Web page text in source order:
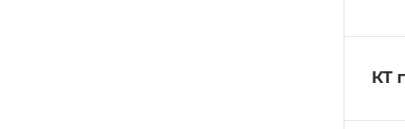
КТ